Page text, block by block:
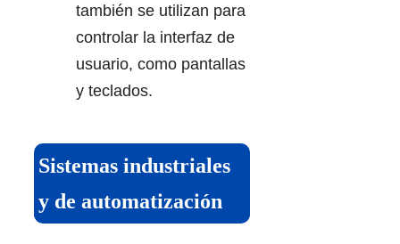
también se utilizan para
controlar la interfaz de
usuario, como pantallas
y teclados.
Sistemas industriales
y de automatización